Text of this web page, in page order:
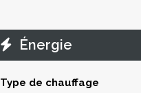
Énergie
Type de chauffage